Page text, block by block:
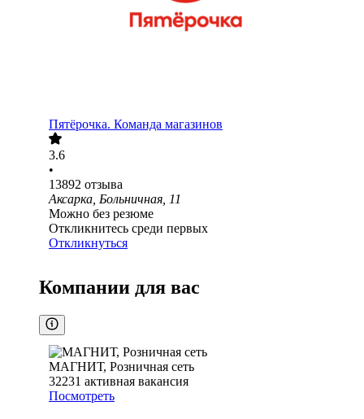
Пятёрочка. Команда магазинов
3.6
•
13892 отзыва
Аксарка, Больничная, 11
Можно без резюме
Откликнитесь среди первых
Откликнуться
Компании для вас
МАГНИТ, Розничная сеть
32231 активная вакансия
Посмотреть